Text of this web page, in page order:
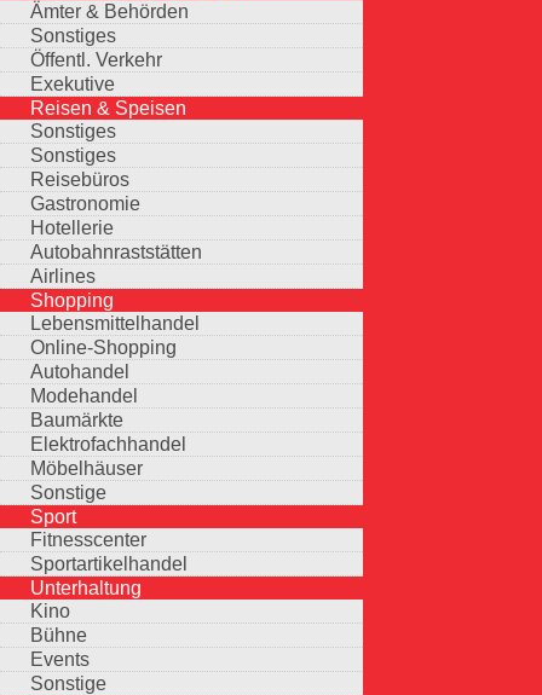
Ämter & Behörden
Sonstiges
Öffentl. Verkehr
Exekutive
Reisen & Speisen
Sonstiges
Sonstiges
Reisebüros
Gastronomie
Hotellerie
Autobahnraststätten
Airlines
Shopping
Lebensmittelhandel
Online-Shopping
Autohandel
Modehandel
Baumärkte
Elektrofachhandel
Möbelhäuser
Sonstige
Sport
Fitnesscenter
Sportartikelhandel
Unterhaltung
Kino
Bühne
Events
Sonstige